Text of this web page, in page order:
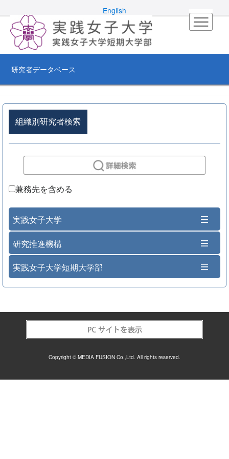
English
研究者データベース
組織別研究者検索
兼務先を含める
実践女子大学
研究推進機構
実践女子大学短期大学部
Copyright © MEDIA FUSION Co.,Ltd. All rights reserved.